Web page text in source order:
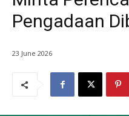
Pengadaan
23 June 2026